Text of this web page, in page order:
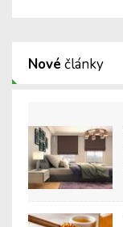
Nové články